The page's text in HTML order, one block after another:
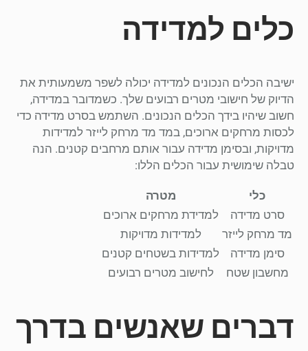
כלים למדידה
ישיבה הכלים הנכונים למדידה יכולה לשפר משמעותית את
הדיוק של חישובי מטרים רבועים שלך. כשמדובר במדידה,
חשוב שיהיו בידך הכלים הנכונים. השתמש בסרט מדידה כדי
לכסות מרחקים ארוכים, במד מד מרחק לייזר למדידות
מדויקות, ובסימן מדידה עבור אותם מרחבים קטנים. הנה
טבלה שימושית עבור הכלים הללו:
כלי
מטרה
סרט מדידה
למדידת מרחקים ארוכים
מד מרחק לייזר
למדידות מדויקות
סימן מדידה
למדידות בשטחים קטנים
מחשבון שטח
לחישוב מטרים רבועים
דברים שאנשים בדרך